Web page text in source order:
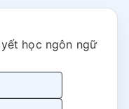
học ngôn ngữ